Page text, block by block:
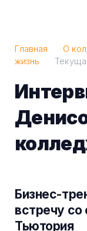
Главная О
жизнь
Бизнес-
встречу
Тьютория